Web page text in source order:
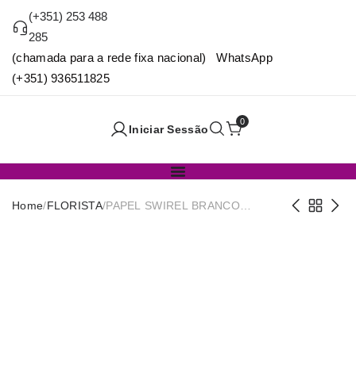
(+351) 253 488
285
(chamada para a rede fixa nacional) WhatsApp
(+351) 936511825
Iniciar Sessão
0
Home/FLORISTA/PAPEL SWIREL BRANCO